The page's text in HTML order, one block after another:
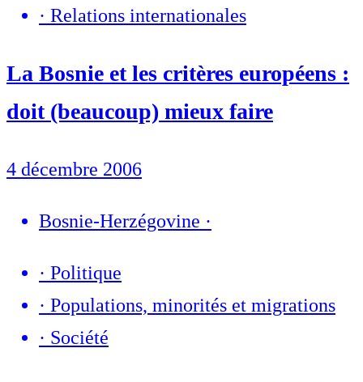
· Relations internationales
La Bosnie et les critères européens :
doit (beaucoup) mieux faire
4 décembre 2006
Bosnie-Herzégovine ·
· Politique
· Populations, minorités et migrations
· Société